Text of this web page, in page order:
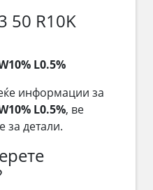
50 R10K
L0.5%
информации за
L0.5%, ве
за детали.